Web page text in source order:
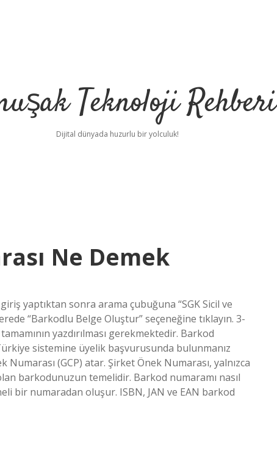
Teknoloji Rehberi
Dijital dünyada huzurlu bir yolculuk!
Ne Demek
yaptıktan sonra arama çubuğuna “SGK Sicil ve
“Barkodlu Belge Oluştur” seçeneğine tıklayın. 3-
yazdırılması gerekmektedir. Barkod
sistemine üyelik başvurusunda bulunmanız
(GCP) atar. Şirket Önek Numarası, yalnızca
barkodunuzun temelidir. Barkod numaramı nasıl
bir numaradan oluşur. ISBN, JAN ve EAN barkod